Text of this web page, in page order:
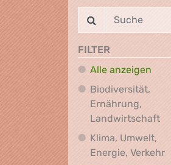
FILTER
Alle anzeigen
Biodiversität,
Ernährung,
Landwirtschaft
Klima, Umwelt,
Energie, Verkehr